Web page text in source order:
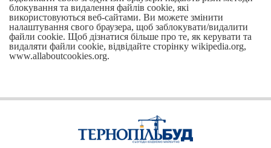
блокування та видалення файлів cookie, які
використовуються веб-сайтами. Ви можете змінити
налаштування свого браузера, щоб заблокувати/видалити
файли cookie. Щоб дізнатися більше про те, як керувати та
видаляти файли cookie, відвідайте сторінку wikipedia.org,
www.allaboutcookies.org.